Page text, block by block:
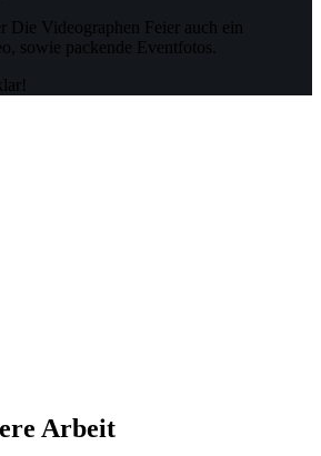
Die Videographen Feier auch ein
sowie packende Eventfotos.
Arbeit